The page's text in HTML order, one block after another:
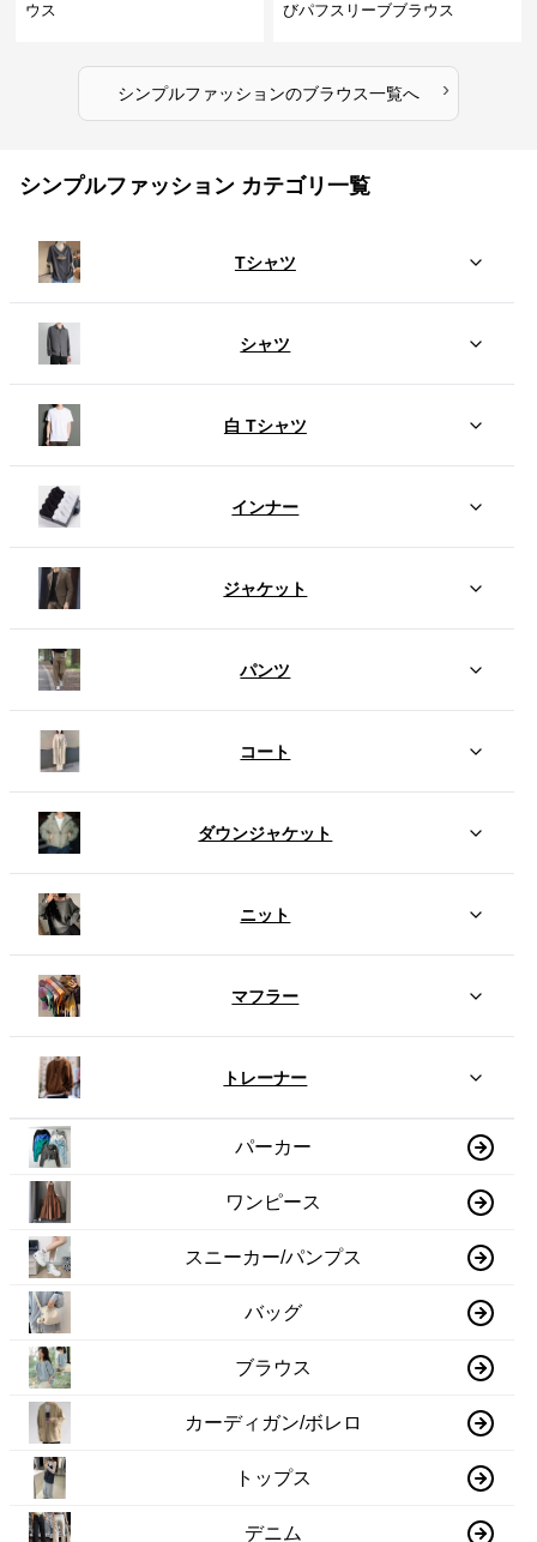
ウス
びパフスリーブブラウス
シンプルファッションのブラウス一覧へ ›
シンプルファッション カテゴリ一覧
Tシャツ
シャツ
白 Tシャツ
インナー
ジャケット
パンツ
コート
ダウンジャケット
ニット
マフラー
トレーナー
パーカー
ワンピース
スニーカー/パンプス
バッグ
ブラウス
カーディガン/ボレロ
トップス
デニム